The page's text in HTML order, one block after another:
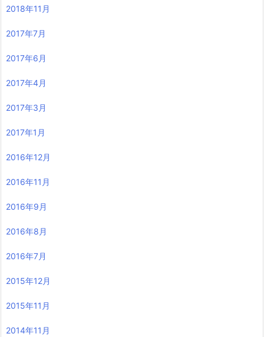
2018年11月
2017年7月
2017年6月
2017年4月
2017年3月
2017年1月
2016年12月
2016年11月
2016年9月
2016年8月
2016年7月
2015年12月
2015年11月
2014年11月